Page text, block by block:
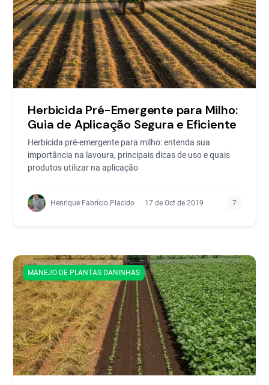
Herbicida Pré-Emergente para Milho:
Guia de Aplicação Segura e Eficiente
Herbicida pré-emergente para milho: entenda sua
importância na lavoura, principais dicas de uso e quais
produtos utilizar na aplicação
Henrique Fabrício Placido 17 de Oct de 2019 7
MANEJO DE PLANTAS DANINHAS